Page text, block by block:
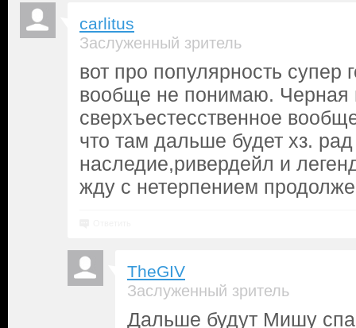
carlitus
Заслуженный зритель
вот про популярность
вообще не понимаю. Черная
сверхъестесственное
что там дальше будет хз. рад
наследие,ривердейл и
жду с нетерпением
TheGIV
Заслуженный зритель
Дальше будут Мишу